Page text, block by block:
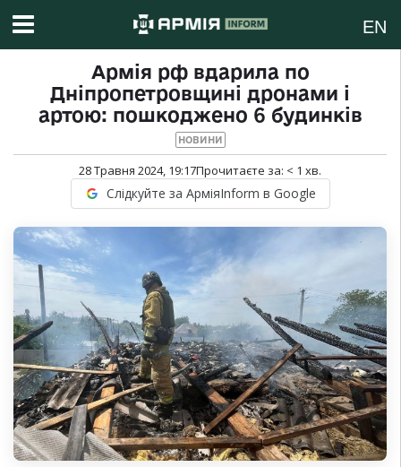
EN
Армія рф вдарила по
Дніпропетровщині дронами і
артою: пошкоджено 6 будинків
НОВИНИ
28 Травня 2024, 19:17Прочитаєте за: < 1 хв.
Слідкуйте за АрміяInform в Google